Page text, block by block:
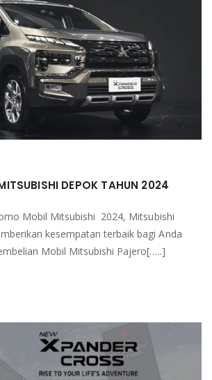
DEPOK TAHUN 2024
Mobil Mitsubishi 2024, Mitsubishi
kesempatan terbaik bagi Anda
Mobil Mitsubishi Pajero[…..]